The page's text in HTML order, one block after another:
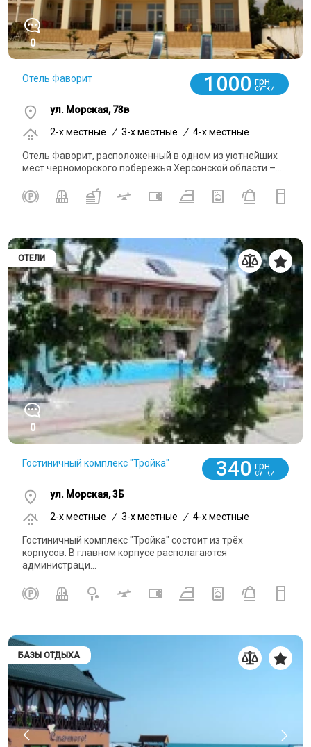
0
Отель Фаворит 1000 грн
СУТКИ
ул. Морская, 73в
2-x местные
/ 3-x местные / 4-x местные
Отель Фаворит, расположенный в одном из уютнейших
мест черноморского побережья Херсонской области –...
ОТЕЛИ
0
Гостиничный комплекс "Тройка" 340 грн
СУТКИ
ул. Морская, 3Б
2-x местные / 3-x местные / 4-x местные
Гостиничный комплекс "Тройка" состоит из трёх
корпусов. В главном корпусе располагаются
администраци...
БАЗЫ ОТДЫХА